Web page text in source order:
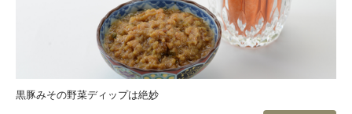
黒豚みその野菜ディップは絶妙